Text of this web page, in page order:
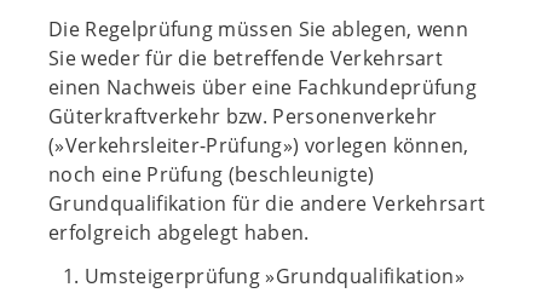
Die Regelprüfung müssen Sie ablegen, wenn
Sie weder für die betreffende Verkehrsart
einen Nachweis über eine Fachkundeprüfung
Güterkraftverkehr bzw. Personenverkehr
(»Verkehrsleiter-Prüfung») vorlegen können,
noch eine Prüfung (beschleunigte)
Grundqualifikation für die andere Verkehrsart
erfolgreich abgelegt haben.
Umsteigerprüfung »Grundqualifikation»